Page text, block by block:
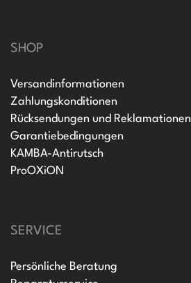
SHOP
Versandinformationen
Zahlungskonditionen
Rücksendungen und Reklamationen
Garantiebedingungen
KAMBA-Antirutsch
ProOXiON
SERVICE
Persönliche Beratung